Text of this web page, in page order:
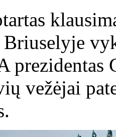
prezidentas
vežėjai